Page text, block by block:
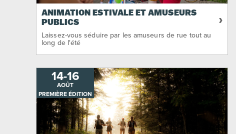
ANIMATION ESTIVALE ET AMUSEURS
PUBLICS
Laissez-vous séduire par les amuseurs de rue tout au
long de l'été
14-AU
16
AOÛT
PREMIÈRE ÉDITION